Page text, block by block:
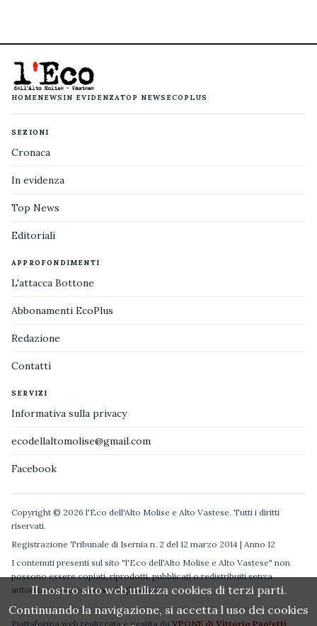
HOMENEWS IN EVIDENZATOP NEWS ECOPLUS
SEZIONI
Cronaca
In evidenza
Top News
Editoriali
APPROFONDIMENTI
L'attacca Bottone
Abbonamenti EcoPlus
Redazione
Contatti
SERVIZI
Informativa sulla privacy
ecodellaltomolise@gmail.com
Facebook
Copyright © 2026 l'Eco dell'Alto Molise e Alto Vastese. Tutti i diritti
riservati.
Registrazione Tribunale di Isernia n. 2 del 12 marzo 2014 | Anno 12
I contenuti presenti sul sito "l'Eco dell'Alto Molise e Alto Vastese" non
possono essere copiati, riprodotti, pubblicati o redistribuiti senza
autorizzazione espressa degli autori.
Piattaforma web realizzata e gestita da VPONE di Vittorio Paoletti
Il nostro sito web utilizza cookies di terzi parti.
Continuando la navigazione, si accetta l uso dei cookies